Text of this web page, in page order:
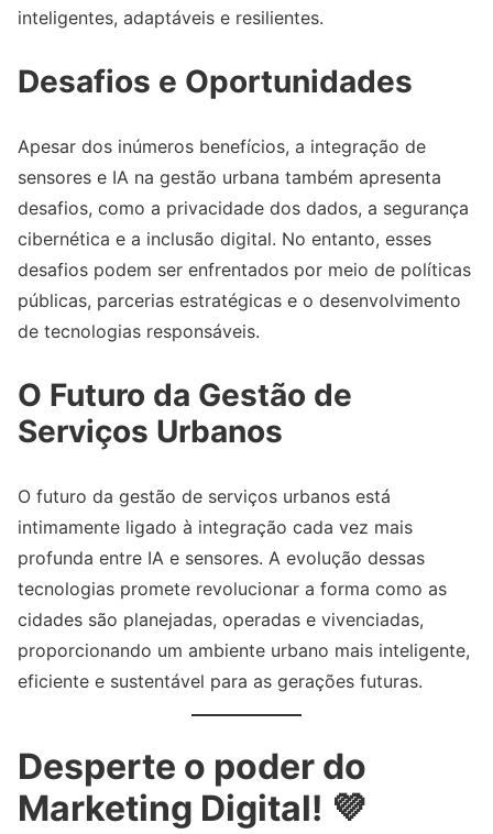
inteligentes, adaptáveis e resilientes.
Desafios e Oportunidades
Apesar dos inúmeros benefícios, a integração de
sensores e IA na gestão urbana também apresenta
desafios, como a privacidade dos dados, a segurança
cibernética e a inclusão digital. No entanto, esses
desafios podem ser enfrentados por meio de políticas
públicas, parcerias estratégicas e o desenvolvimento
de tecnologias responsáveis.
O Futuro da Gestão de
Serviços Urbanos
O futuro da gestão de serviços urbanos está
intimamente ligado à integração cada vez mais
profunda entre IA e sensores. A evolução dessas
tecnologias promete revolucionar a forma como as
cidades são planejadas, operadas e vivenciadas,
proporcionando um ambiente urbano mais inteligente,
eficiente e sustentável para as gerações futuras.
Desperte o poder do
Marketing Digital! 💜